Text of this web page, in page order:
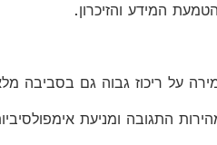
המידע והזיכרון.
על ריכוז גבוה גם בסביבה
התגובה ומניעת